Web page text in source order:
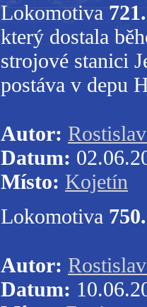
Lokomotiva
který dostala
strojové stanici
postáva v depu
Autor:
Datum:
Místo: Kojetín
Lokomotiva
Autor:
Datum: